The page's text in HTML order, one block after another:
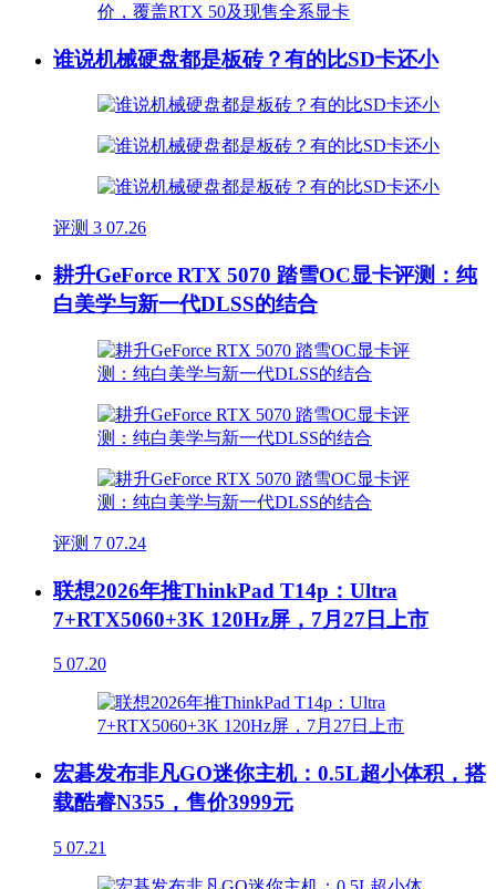
谁说机械硬盘都是板砖？有的比SD卡还小
评测 3 07.26
耕升GeForce RTX 5070 踏雪OC显卡评测：纯
白美学与新一代DLSS的结合
评测 7 07.24
联想2026年推ThinkPad T14p：Ultra
7+RTX5060+3K 120Hz屏，7月27日上市
5 07.20
宏碁发布非凡GO迷你主机：0.5L超小体积，搭
载酷睿N355，售价3999元
5 07.21